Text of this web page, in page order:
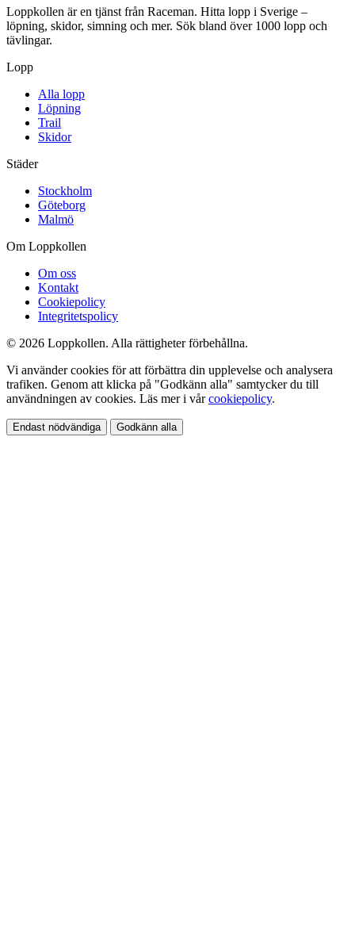
Loppkollen är en tjänst från Raceman. Hitta lopp i Sverige –
löpning, skidor, simning och mer. Sök bland över 1000 lopp och
tävlingar.
Lopp
Alla lopp
Löpning
Trail
Skidor
Städer
Stockholm
Göteborg
Malmö
Om Loppkollen
Om oss
Kontakt
Cookiepolicy
Integritetspolicy
© 2026 Loppkollen. Alla rättigheter förbehållna.
Vi använder cookies för att förbättra din upplevelse och analysera
trafiken. Genom att klicka på "Godkänn alla" samtycker du till
användningen av cookies. Läs mer i vårcookiepolicy.
Endast nödvändiga Godkänn alla